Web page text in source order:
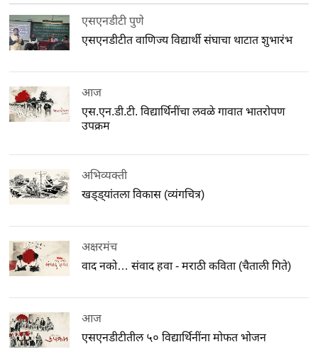
एसएनडीटी पुणे
एसएनडीटीत वाणिज्य विद्यार्थी संघाचा थाटात शुभारंभ
आज
एस.एन.डी.टी. विद्यार्थिनींचा लवळे गावात भातरोपण
उपक्रम
अभिव्यक्ती
खड्ड्यांतला विकास (व्यंगचित्र)
अक्षरमंच
वाद नको… संवाद हवा - मराठी कविता (चैताली गिते)
आज
एसएनडीटीतील ५० विद्यार्थिनींना मोफत भोजन